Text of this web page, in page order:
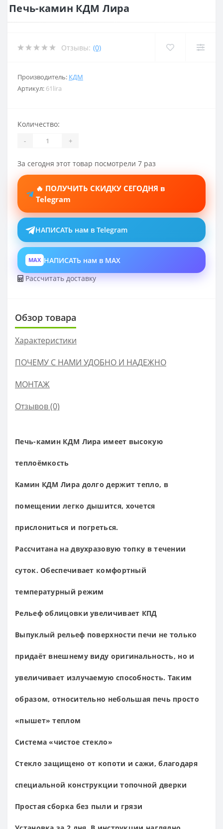
Печь-камин КДМ Лира
Отзывы: (0)
Производитель: КДМ
Артикул: 61lira
Количество:
- +
За сегодня этот товар посмотрели 7 раз
🔥 ПОЛУЧИТЬ СКИДКУ СЕГОДНЯ в
Telegram
НАПИСАТЬ нам в Telegram
MAX НАПИСАТЬ нам в MAX
Рассчитать доставку
Обзор товара
Характеристики
ПОЧЕМУ С НАМИ УДОБНО И НАДЕЖНО
МОНТАЖ
Отзывов (0)
Печь-камин КДМ Лира имеет высокую
теплоёмкость
Камин КДМ Лира долго держит тепло, в
помещении легко дышится, хочется
прислониться и погреться.
Рассчитана на двухразовую топку в течении
суток. Обеспечивает комфортный
температурный режим
Рельеф облицовки увеличивает КПД
Выпуклый рельеф поверхности печи не только
придаёт внешнему виду оригинальность, но и
увеличивает излучаемую способность. Таким
образом, относительно небольшая печь просто
«пышет» теплом
Система «чистое стекло»
Стекло защищено от копоти и сажи, благодаря
специальной конструкции топочной дверки
Простая сборка без пыли и грязи